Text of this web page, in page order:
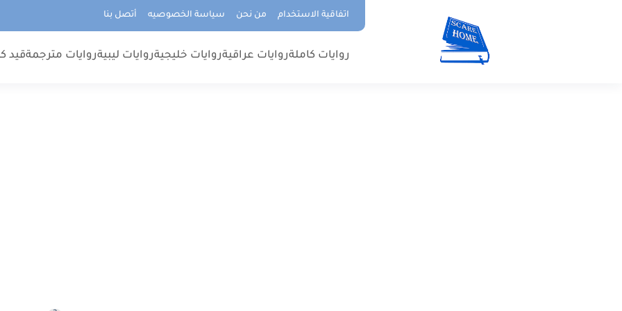
اتفاقية الاستخدام من نحن سياسة الخصوصيه أتصل بنا
روايات كاملةروايات عراقيةروايات خليجيةروايات ليبيةروايات مترجمةقيد